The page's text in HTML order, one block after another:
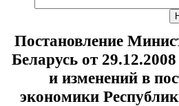
Постановление
Беларусь от
и изменений в
экономики